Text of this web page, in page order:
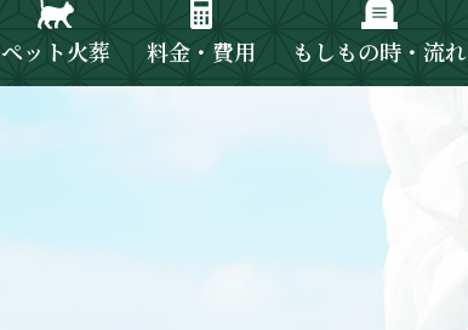
ペット火葬 料金・費用 もしもの時・流れ